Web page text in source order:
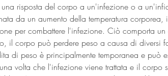
una risposta del corpo a un'infezione o a
da un aumento della temperatura corporea,
per combattere l'infezione. Ciò comporta un
il corpo può perdere peso a causa di diversi
di peso è principalmente temporanea e può
volta che l'infezione viene trattata e il corpo